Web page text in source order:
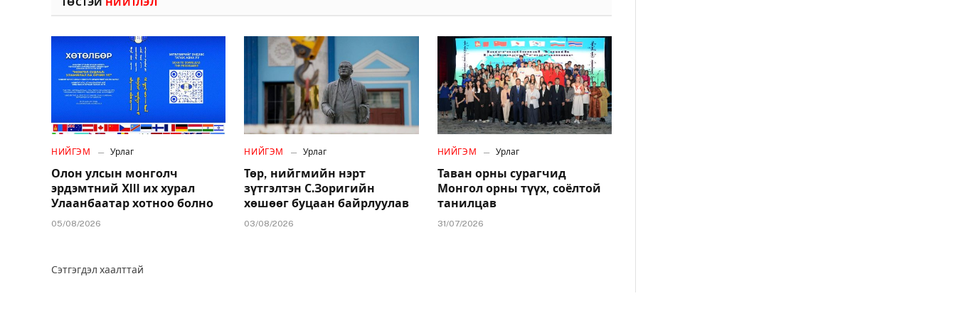
ТӨСТЭЙ НИЙТЛЭЛ
НИЙГЭМ Урлаг
Олон улсын монголч
эрдэмтний XIII их хурал
Улаанбаатар хотноо болно
05/08/2026
НИЙГЭМ Урлаг
Төр, нийгмийн нэрт
зүтгэлтэн С.Зоригийн
хөшөөг буцаан байрлуулав
03/08/2026
НИЙГЭМ Урлаг
Таван орны сурагчид
Монгол орны түүх, соёлтой
танилцав
31/07/2026
Сэтгэгдэл хаалттай